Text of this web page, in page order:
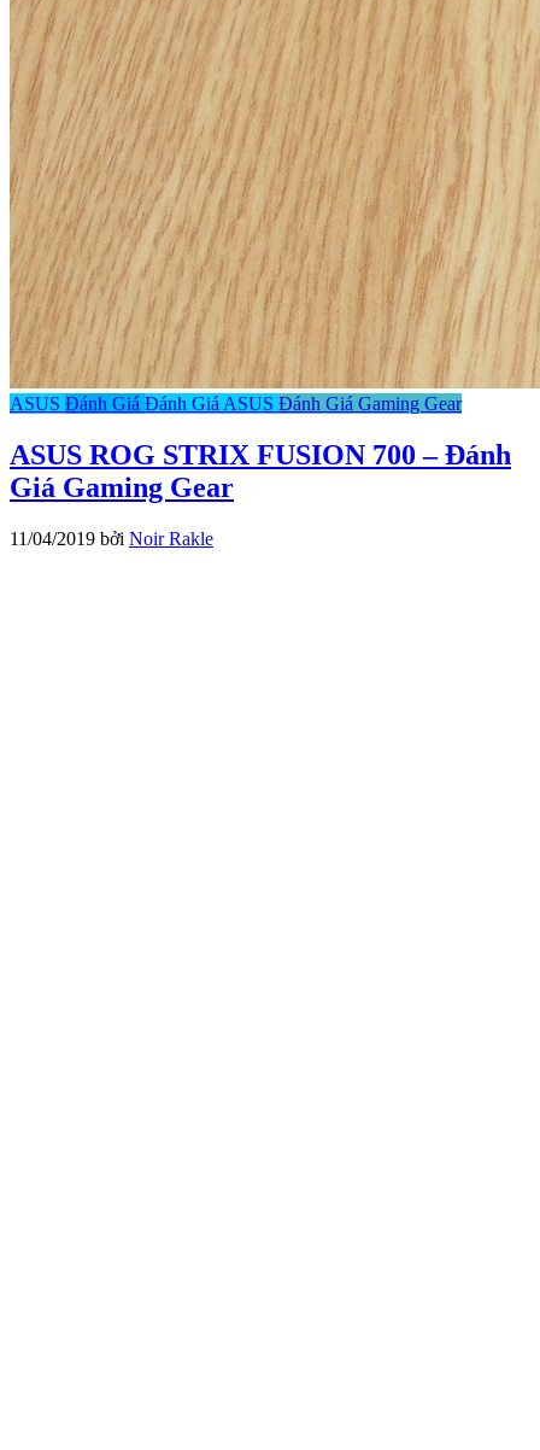
ASUS Đánh Giá Đánh Giá ASUS Đánh Giá Gaming Gear
ASUS ROG STRIX FUSION 700 – Đánh
Giá Gaming Gear
11/04/2019 bởi Noir Rakle